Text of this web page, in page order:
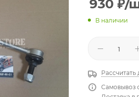
930 ₽/
В наличии
Рассчитать
Самовывоз